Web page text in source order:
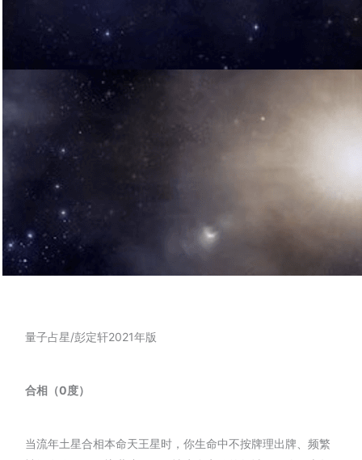
量子占星/彭定轩2021年版
合相（0度）
当流年土星合相本命天王星时，你生命中不按牌理出牌、频繁